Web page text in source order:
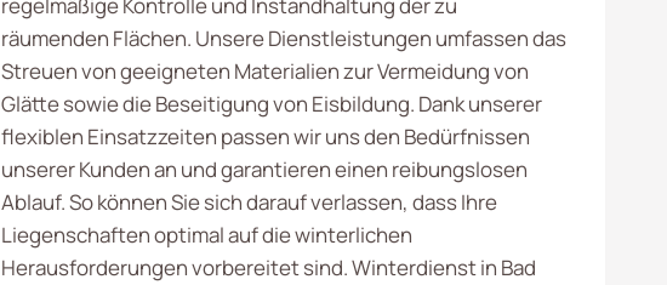
räumenden Flächen. Unsere Dienstleistungen umfassen das
Streuen von geeigneten Materialien zur Vermeidung von
Glätte sowie die Beseitigung von Eisbildung. Dank unserer
flexiblen Einsatzzeiten passen wir uns den Bedürfnissen
unserer Kunden an und garantieren einen reibungslosen
Ablauf. So können Sie sich darauf verlassen, dass Ihre
Liegenschaften optimal auf die winterlichen
Herausforderungen vorbereitet sind. Winterdienst in Bad